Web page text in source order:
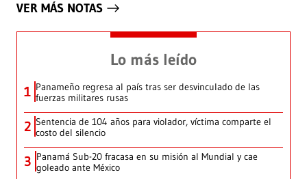
VER MÁS NOTAS
Lo más leído
1 Panameño regresa al país tras ser desvinculado de las
fuerzas militares rusas
2 Sentencia de 104 años para violador, víctima comparte el
costo del silencio
3 Panamá Sub-20 fracasa en su misión al Mundial y cae
goleado ante México